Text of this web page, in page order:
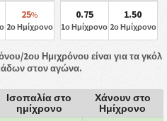
25%
2ο Ημίχρονο
0.75
1ο Ημίχρονο
1.50
2ο Ημίχρονο
2ου Ημιχρόνου είναι για τα γκόλ
στον αγώνα.
Ισοπαλία στο
ημίχρονο
Χάνουν στο
Ημίχρονο